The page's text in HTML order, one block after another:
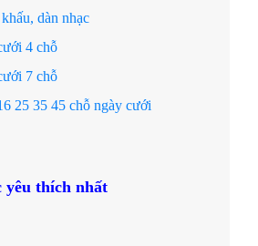
dàn nhạc
4 chỗ
7 chỗ
25 35 45 chỗ ngày cưới
yêu thích nhất